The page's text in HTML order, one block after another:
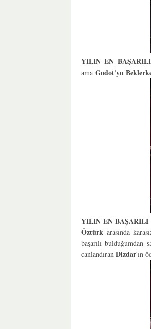
YILIN EN
ama Godot'yu
YILIN EN BAŞARILI
Öztürk arasında
başarılı bulduğumdan
canlandıran Dizdar'ın